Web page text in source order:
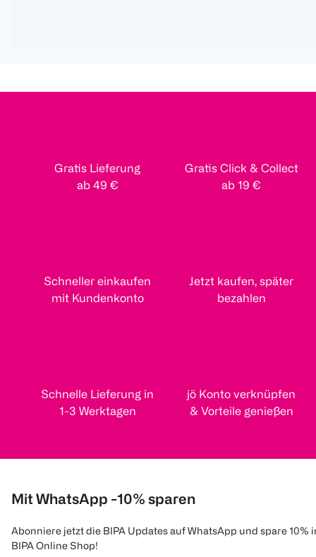
Gratis Lieferung
ab 49 €
Gratis Click & Collect
ab 19 €
Schneller einkaufen
mit Kundenkonto
Jetzt kaufen, später
bezahlen
Schnelle Lieferung in
1-3 Werktagen
jö Konto verknüpfen
& Vorteile genießen
Mit WhatsApp -10% sparen
Abonniere jetzt die BIPA Updates auf WhatsApp und spare 10%
BIPA Online Shop!